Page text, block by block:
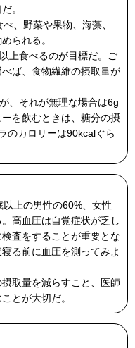
。
、野菜や果物、海藻、
られる。
上食べるのが目標だ。ご
ば、食物繊維の摂取量が
、それが無理な場合は6g
を飲むときは、糖分の摂
のカロリーは90kcalぐら
上の男性の60%、女性
高血圧は自覚症状が乏し
査をすることが重要とな
る前に血圧を測ってみよ
取量を減らすこと、医師
とが大切だ。